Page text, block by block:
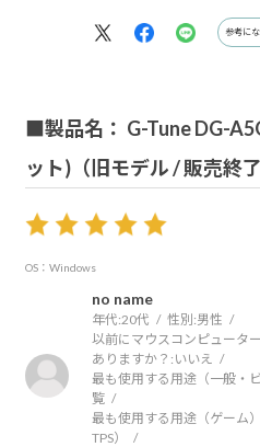
参考に
■製品名： G-Tune DG-
ット)（旧モデル / 販売終了
OS：Windows
no name
年代:20代 性別:男性
以前にマウスコンピュータ
ありますか？: いいえ
最も使用する用途（一般・
覧
最も使用する用途（ゲーム
TPS）